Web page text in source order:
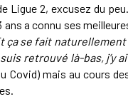
2, excusez du
a connu ses
ça se fait
retrouvé là-bas, j’y
Covid) mais au cours